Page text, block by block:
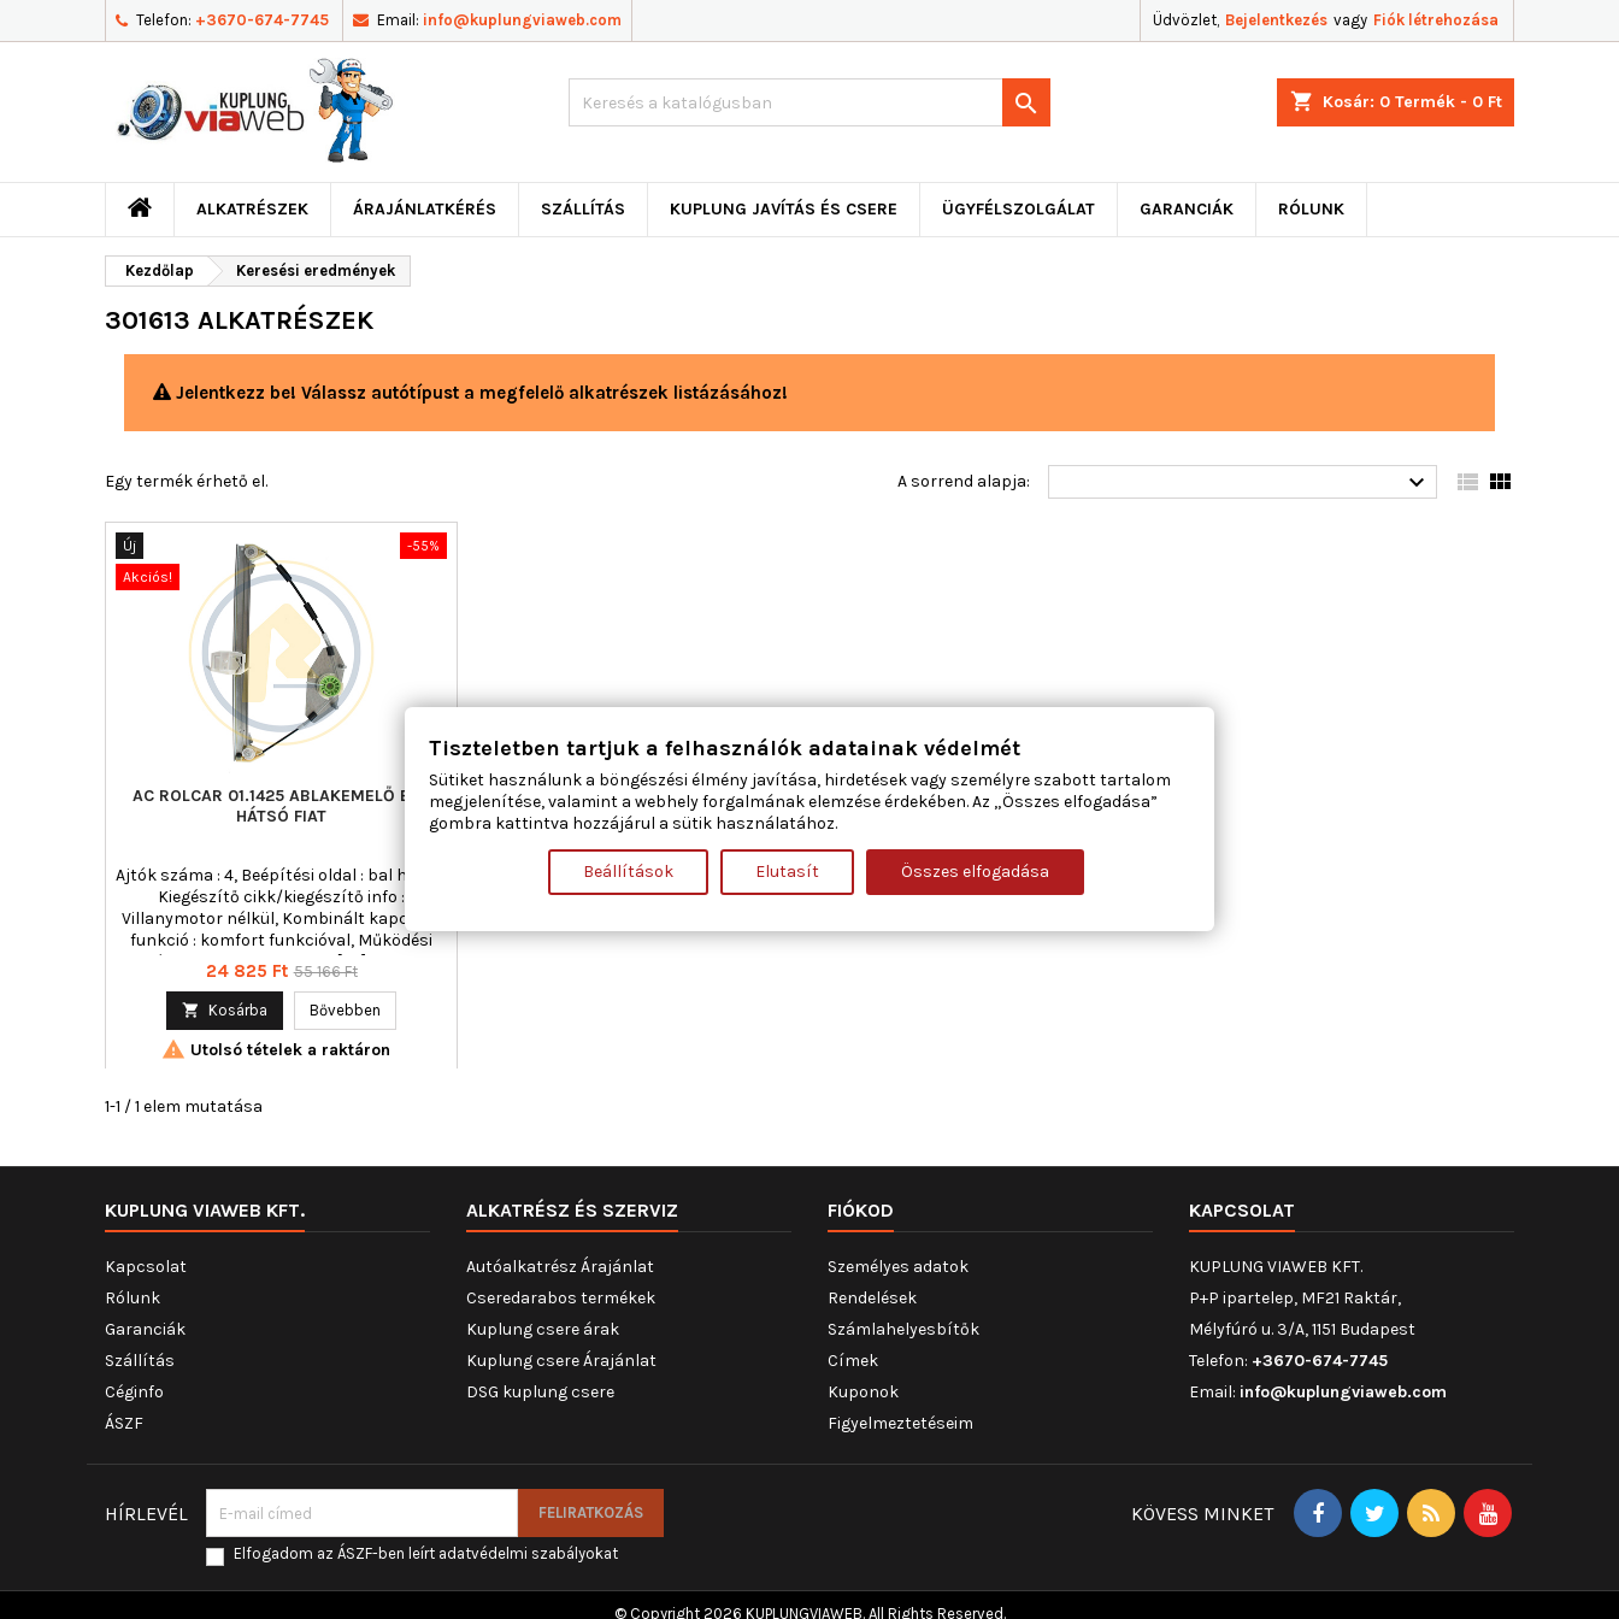
Telefon: +3670-674-7745 Email: info@kuplungviaweb.com Üdvözlet, Bejelentkezés vagy Fiók létrehozása
shopping_cart Kosár: 0 Termék - 0 Ft

ALKATRÉSZEK ÁRAJÁNLATKÉRÉS SZÁLLÍTÁS KUPLUNG JAVÍTÁS ÉS CSERE ÜGYFÉLSZOLGÁLAT GARANCIÁK RÓLUNK
Kezdőlap Keresési eredmények
301613 ALKATRÉSZEK
Jelentkezz be! Válassz autótípust a megfelelő alkatrészek listázásához!
Egy termék érhető el. A sorrend alapja:   
-55%
Új
Akciós!
AC ROLCAR 01.1425 ABLAKEMELŐ BAL
HÁTSÓ FIAT
Ajtók száma : 4, Beépítési oldal : bal hátsó,
Kiegészítő cikk/kiegészítő info :
Villanymotor nélkül, Kombinált kapcsoló
funkció : komfort funkcióval, Működési
mód : elektromos, Tömeg [kg] : 0,800
Ár
24 825 Ft Normál
55 166 Ft
 Kosárba Bővebben
 Utolsó tételek a raktáron
1-1 / 1 elem mutatása
KUPLUNG VIAWEB KFT.
Kapcsolat
Rólunk
Garanciák
Szállítás
Céginfo
ÁSZF
ALKATRÉSZ ÉS SZERVIZ
Autóalkatrész Árajánlat
Cseredarabos termékek
Kuplung csere árak
Kuplung csere Árajánlat
DSG kuplung csere
FIÓKOD
Személyes adatok
Rendelések
Számlahelyesbítők
Címek
Kuponok
Figyelmeztetéseim
KAPCSOLAT
KUPLUNG VIAWEB KFT.
P+P ipartelep, MF21 Raktár,
Mélyfúró u. 3/A, 1151 Budapest
Telefon: +3670-674-7745
Email: info@kuplungviaweb.com
HÍRLEVÉL
Elfogadom az ÁSZF-ben leírt adatvédelmi szabályokat
KÖVESS MINKET
© Copyright 2026 KUPLUNGVIAWEB. All Rights Reserved.
Tiszteletben tartjuk a felhasználók adatainak védelmét
Sütiket használunk a böngészési élmény javítása, hirdetések vagy személyre szabott tartalom
megjelenítése, valamint a webhely forgalmának elemzése érdekében. Az „Összes elfogadása”
gombra kattintva hozzájárul a sütik használatához.
Beállítások Elutasít Összes elfogadása